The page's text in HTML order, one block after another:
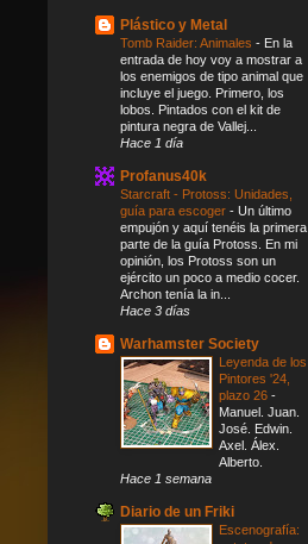
Plástico y Metal
Tomb Raider: Animales - En la
entrada de hoy voy a mostrar a
los enemigos de tipo animal que
incluye el juego. Primero, los
lobos. Pintados con el kit de
pintura negra de Vallej...
Hace 1 día
Profanus40k
Starcraft - Protoss: Unidades,
guía para escoger - Un último
empujón y aquí tenéis la primera
parte de la guía Protoss. En mi
opinión, los Protoss son un
ejército un poco a medio cocer.
Archon tenía la in...
Hace 3 días
Warhamster Society
Leyenda de los
Pintores '24,
plazo 26 -
Manuel. Juan.
José. Edwin.
Axel. Álex.
Alberto.
Hace 1 semana
Diario de un Friki
Escenografía: